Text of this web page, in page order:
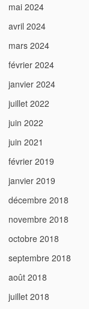
mai 2024
avril 2024
mars 2024
février 2024
janvier 2024
juillet 2022
juin 2022
juin 2021
février 2019
janvier 2019
décembre 2018
novembre 2018
octobre 2018
septembre 2018
août 2018
juillet 2018